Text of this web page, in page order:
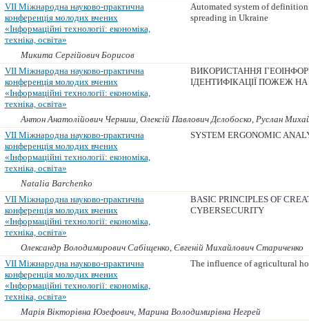
VII Міжнародна науково-практична
конференція молодих вчених
«Інформаційні технології: економіка,
техніка, освіта»
Automated system of
spreading in Ukraine
Микита Сергійович Борисов
VII Міжнародна науково-практична
конференція молодих вчених
«Інформаційні технології: економіка,
техніка, освіта»
ВИКОРИСТАННЯ
ІДЕНТИФІКАЦІЇ ПОЖЕЖ НА
Антон Анатолійович Черниш, Олексій Павлович Дєлобоско, Руслан
VII Міжнародна науково-практична
конференція молодих вчених
«Інформаційні технології: економіка,
техніка, освіта»
SYSTEM ERGONOMIC
Natalia Barchenko
VII Міжнародна науково-практична
конференція молодих вчених
«Інформаційні технології: економіка,
техніка, освіта»
BASIC PRINCIPLES OF
CYBERSECURITY
Олександр Володимирович Сабіщенко, Євгеній Михайлович Стариченко
VII Міжнародна науково-практична
конференція молодих вчених
«Інформаційні технології: економіка,
техніка, освіта»
The influence of agricultural
Марія Вікторівна Юзефович, Марина Володимирівна Негрей